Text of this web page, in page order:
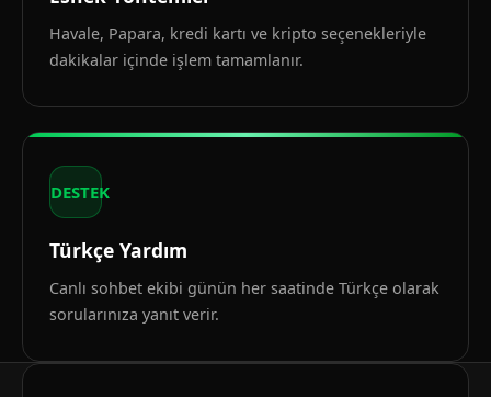
Havale, Papara, kredi kartı ve kripto seçenekleriyle
dakikalar içinde işlem tamamlanır.
DESTEK
Türkçe Yardım
Canlı sohbet ekibi günün her saatinde Türkçe olarak
sorularınıza yanıt verir.